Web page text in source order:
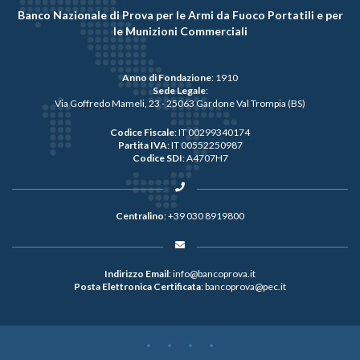
Banco Nazionale di Prova per le Armi da Fuoco Portatili e per
le Munizioni Commerciali
Anno di Fondazione: 1910
Sede Legale:
Via Goffredo Mameli, 23 - 25063 Gardone Val Trompia (BS)
Codice Fiscale: IT 00299340174
Partita IVA: IT 00552250987
Codice SDI: A4707H7
Centralino:+39 030 8919800
Indirizzo Email:info@bancoprova.it
Posta Elettronica Certificata:bancoprova@pec.it